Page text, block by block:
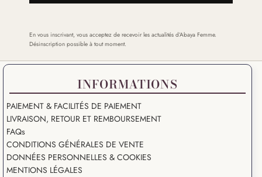
En vous inscrivant, vous acceptez de recevoir les actualités d’Abaya Femme.
Désinscription possible à tout moment.
INFORMATIONS
PAIEMENT & FACILITÉS DE PAIEMENT
LIVRAISON, RETOUR ET REMBOURSEMENT
FAQs
CONDITIONS GÉNÉRALES DE VENTE
DONNÉES PERSONNELLES & COOKIES
MENTIONS LÉGALES